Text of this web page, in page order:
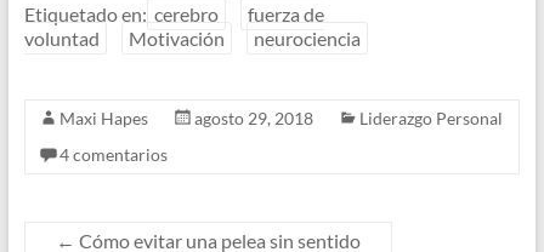
Etiquetado en: cerebro
fuerza de
voluntad
Motivación neurociencia
Maxi Hapes agosto 29, 2018
Liderazgo Personal
4 comentarios
← Cómo evitar una pelea sin sentido